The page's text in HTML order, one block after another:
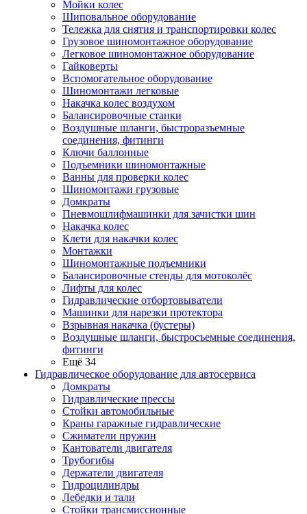
Мойки колес
Шиповальное оборудование
Тележка для снятия и транспортировки колес
Грузовое шиномонтажное оборудование
Легковое шиномонтажное оборудование
Гайковерты
Вспомогательное оборудование
Шиномонтажи легковые
Накачка колес воздухом
Балансировочные станки
Воздушные шланги, быстроразъемные
соединения, фитинги
Ключи баллонные
Подъемники шиномонтажные
Ванны для проверки колес
Шиномонтажи грузовые
Домкраты
Пневмошлифмашинки для зачистки шин
Накачка колес
Клети для накачки колес
Монтажки
Шиномонтажные подъемники
Балансировочные стенды для мотоколёс
Лифты для колес
Гидравлические отбортовыватели
Машинки для нарезки протектора
Взрывная накачка (бустеры)
Воздушные шланги, быстросъемные соединения,
фитинги
Ещё 34
Гидравлическое оборудование для автосервиса
Домкраты
Гидравлические прессы
Стойки автомобильные
Краны гаражные гидравлические
Сжиматели пружин
Кантователи двигателя
Трубогибы
Держатели двигателя
Гидроцилиндры
Лебедки и тали
Стойки трансмиссионные